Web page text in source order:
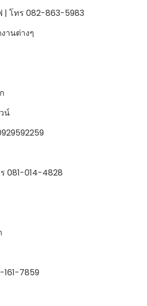
| โทร 082-863-5983
านต่างๆ
น์
081-014-4828
161-7859